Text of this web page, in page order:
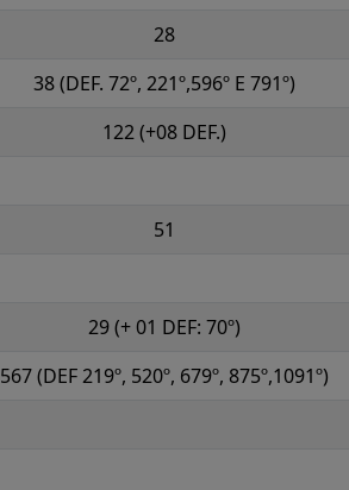
28
38 (DEF. 72º, 221º,596º E 791º)
122 (+08 DEF.)
51
29 (+ 01 DEF: 70º)
567 (DEF 219º, 520º, 679º, 875º,1091º)